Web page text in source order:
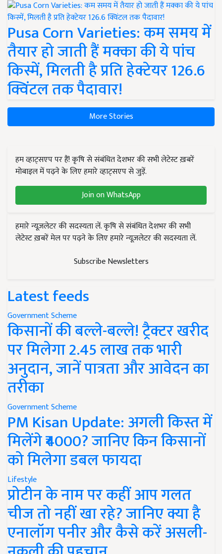
Pusa Corn Varieties: कम समय में
तैयार हो जाती हैं मक्का की ये पांच
किस्में, मिलती है प्रति हेक्टेयर 126.6
क्विंटल तक पैदावार!
More Stories
हम व्हाट्सएप पर हैं! कृषि से संबंधित देशभर की सभी लेटेस्ट ख़बरें
मोबाइल में पढ़ने के लिए हमारे व्हाट्सएप से जुड़ें.
Join on WhatsApp
हमारे न्यूज़लेटर की सदस्यता लें. कृषि से संबंधित देशभर की सभी
लेटेस्ट ख़बरें मेल पर पढ़ने के लिए हमारे न्यूज़लेटर की सदस्यता लें.
Subscribe Newsletters
Latest feeds
Government Scheme
किसानों की बल्ले-बल्ले! ट्रैक्टर खरीद
पर मिलेगा 2.45 लाख तक भारी
अनुदान, जानें पात्रता और आवेदन का
तरीका
Government Scheme
PM Kisan Update: अगली किस्त में
मिलेंगे ₹4000? जानिए किन किसानों
को मिलेगा डबल फायदा
Lifestyle
प्रोटीन के नाम पर कहीं आप गलत
चीज तो नहीं खा रहे? जानिए क्या है
एनालॉग पनीर और कैसे करें असली-